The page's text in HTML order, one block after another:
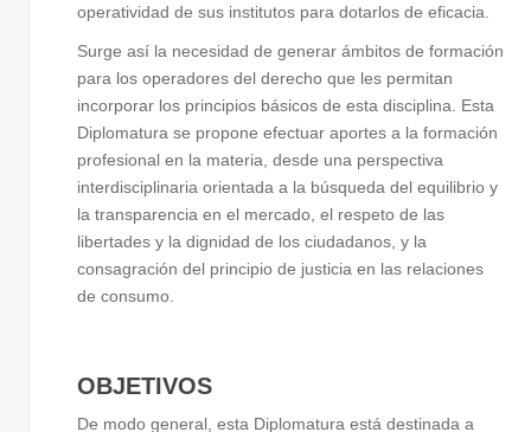
operatividad de sus institutos para dotarlos de eficacia.
Surge así la necesidad de generar ámbitos de formación
para los operadores del derecho que les permitan
incorporar los principios básicos de esta disciplina. Esta
Diplomatura se propone efectuar aportes a la formación
profesional en la materia, desde una perspectiva
interdisciplinaria orientada a la búsqueda del equilibrio y
la transparencia en el mercado, el respeto de las
libertades y la dignidad de los ciudadanos, y la
consagración del principio de justicia en las relaciones
de consumo.
OBJETIVOS
De modo general, esta Diplomatura está destinada a